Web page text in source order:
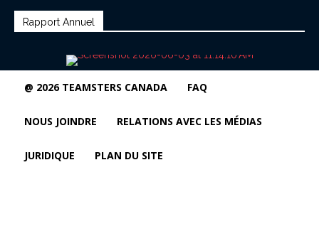
Rapport Annuel
@ 2026 TEAMSTERS CANADA FAQ
NOUS JOINDRE RELATIONS AVEC LES MÉDIAS
JURIDIQUE PLAN DU SITE